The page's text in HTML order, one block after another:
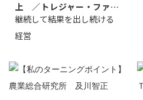
上 ／トレジャー・ファク
トリー社長野坂...
継続して結果を出し続ける
経営